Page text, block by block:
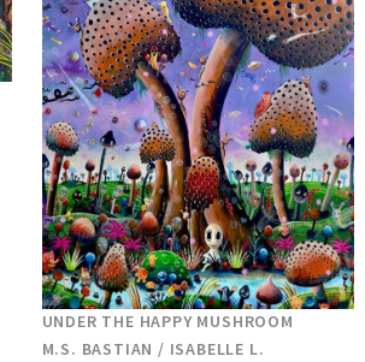
UNDER THE HAPPY MUSHROOM
M.S. BASTIAN / ISABELLE L.